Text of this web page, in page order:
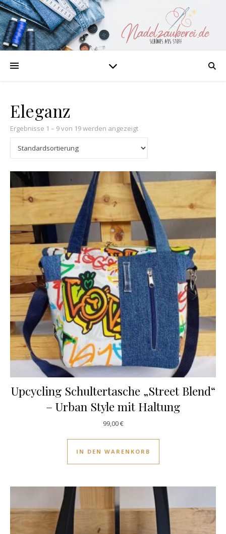
Eleganz
Ergebnisse 1 – 9 von 19 werden angezeigt
Upcycling Schultertasche „Street Blend“
– Urban Style mit Haltung
99,00€
IN DEN WARENKORB